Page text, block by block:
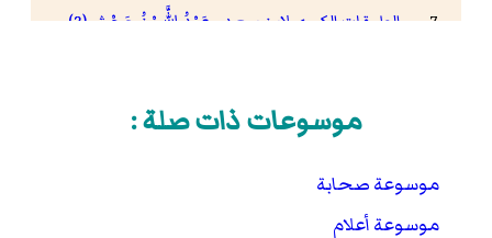
الطبقات الكبرى لابن سعد - عَبْدُ اللَّهِ بْنُ جَحْشِ (3) -
موسوعات ذات صلة :
موسوعة صحابة
موسوعة أعلام